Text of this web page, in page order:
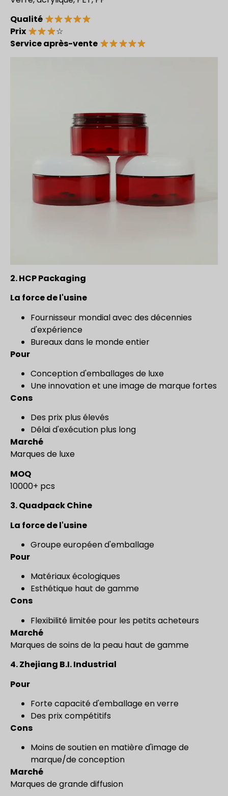
Qualité
Prix
☆
Service après-vente
2.HCP Packaging
La force de l'usine
Fournisseur mondial avec des décennies
d'expérience
Bureaux dans le monde entier
Pour
Conception d'emballages de luxe
Une innovation et une image de marque fortes
Cons
Des prix plus élevés
Délai d'exécution plus long
Marché
Marques de luxe
MOQ
10000+ pcs
3.Quadpack Chine
La force de l'usine
Groupe européen d'emballage
Pour
Matériaux écologiques
Esthétique haut de gamme
Cons
Flexibilité limitée pour les petits acheteurs
Marché
Marques de soins de la peau haut de gamme
4.Zhejiang B.I. Industrial
Pour
Forte capacité d'emballage en verre
Des prix compétitifs
Cons
Moins de soutien en matière d'image de
marque/de conception
Marché
Marques de grande diffusion